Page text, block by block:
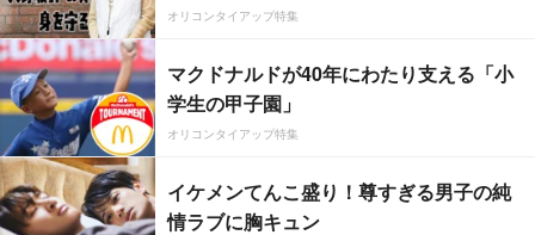
オリコンタイアップ特集
マクドナルドが40年にわたり支える「小
学生の甲子園」
オリコンタイアップ特集
イケメンてんこ盛り！尊すぎる男子の純
情ラブに胸キュン